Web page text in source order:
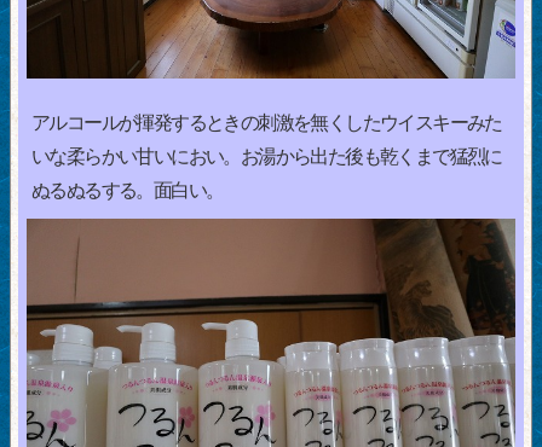
アルコールが揮発するときの刺激を無くしたウイスキーみた
いな柔らかい甘いにおい。お湯から出た後も乾くまで猛烈に
ぬるぬるする。面白い。